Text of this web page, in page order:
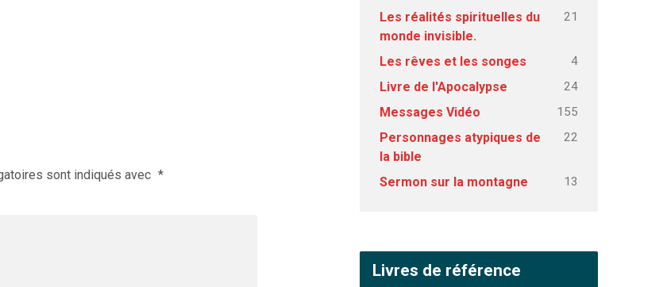
sont indiqués avec *
Les réalités spirituelles du
monde invisible.
21
Les rêves et les songes 4
Livre de l'Apocalypse 24
Messages Vidéo 155
Personnages atypiques de
la bible
22
Sermon sur la montagne 13
Livres de référence